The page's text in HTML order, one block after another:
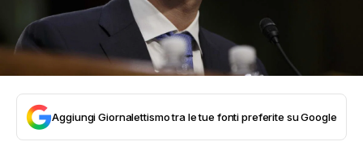
Aggiungi Giornalettismo tra le tue fonti preferite su Google